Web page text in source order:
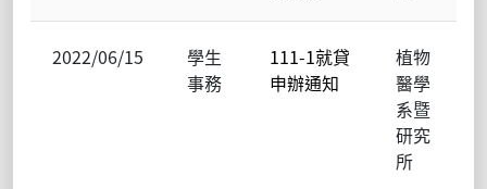
2022/06/15
學生
事務
111-1就貸
申辦通知
植物
醫學
系暨
研究
所